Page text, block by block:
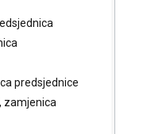
predsjednice
zamjenica